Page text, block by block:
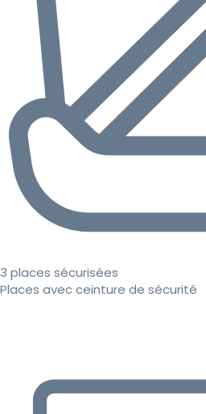
3 places sécurisées
Places avec ceinture de sécurité